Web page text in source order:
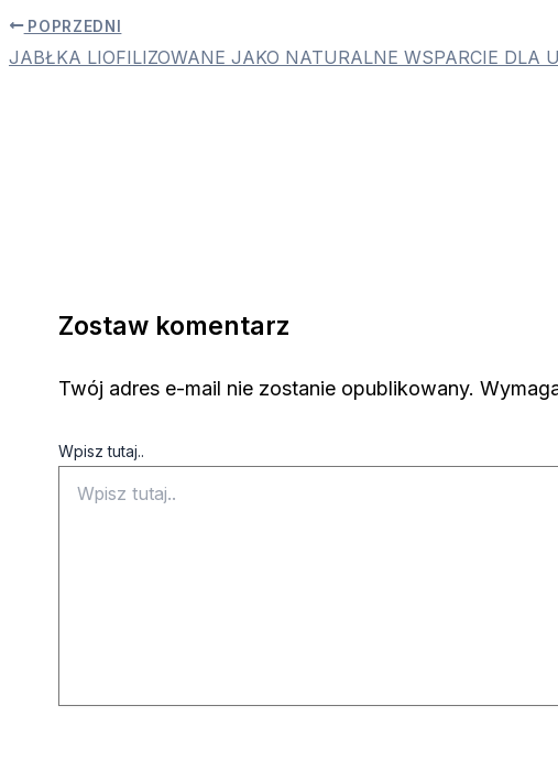
POPRZEDNI
JABŁKA LIOFILIZOWANE JAKO NATURALNE WSPARCIE DLA
Zostaw komentarz
Twój adres e-mail nie zostanie opublikowany.
Wpisz tutaj..